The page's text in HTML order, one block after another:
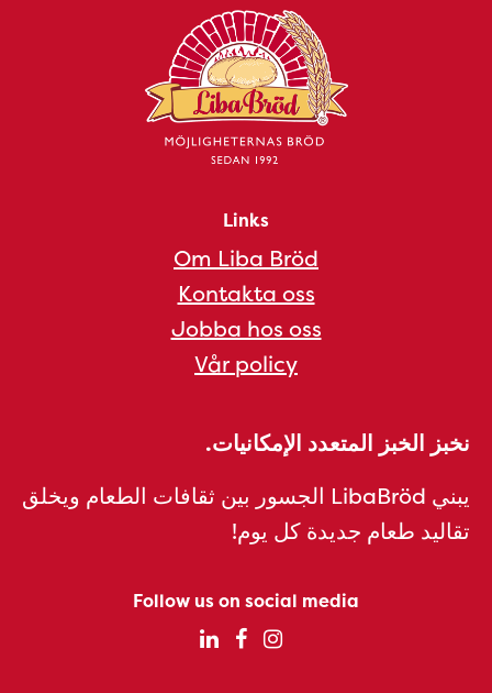
Links
Om Liba Bröd
Kontakta oss
Jobba hos oss
Vår policy
نخبز الخبز المتعدد الإمكانيات.
يبني LibaBröd الجسور بين ثقافات الطعام ويخلق
تقاليد طعام جديدة كل يوم!
Follow us on social media